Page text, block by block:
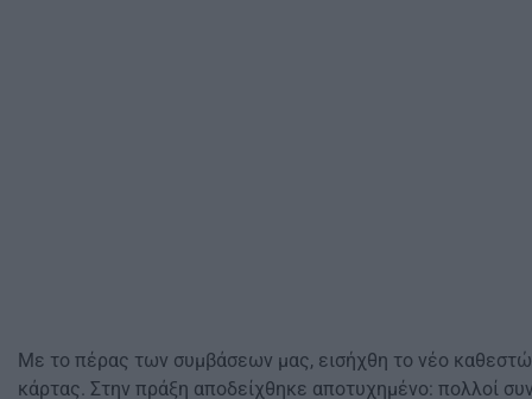
Με το πέρας των συμβάσεων μας, εισήχθη το νέο
κάρτας. Στην πράξη αποδείχθηκε αποτυχημένο: πολλοί